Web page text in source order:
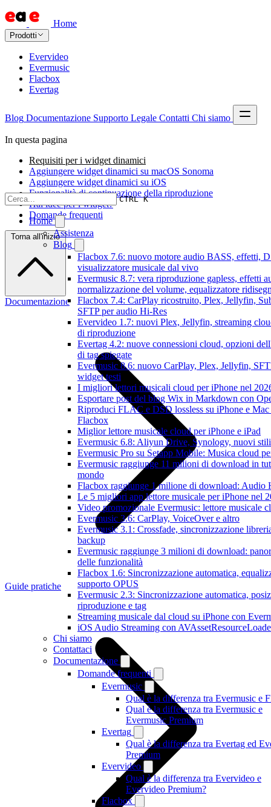
Home
Prodotti
Evervideo
Evermusic
Flacbox
Evertag
Blog Documentazione Supporto Legale Contatti Chi siamo
CTRL K
Home
Assistenza
Blog
Flacbox 7.6: nuovo motore audio BASS, effetti,
visualizzatore musicale dal vivo
Evermusic 8.7: vera riproduzione gapless, effetti
normalizzazione del volume, equalizzatore
Flacbox 7.4: CarPlay ricostruito, Plex, Jellyfin,
SFTP per audio Hi-Res
Evervideo 1.7: nuovi Plex, Jellyfin, streaming
di riproduzione
Evertag 4.2: nuove connessioni cloud, opzioni
di tag spiegate
Evermusic 8.6: nuovo CarPlay, Plex, Jellyfin,
widget testi
I migliori lettori musicali cloud per iPhone nel
Esportare post del blog Wix in Markdown con
Riproduci FLAC e DSD lossless su iPhone e Mac
Flacbox
Miglior lettore musicale cloud per iPhone e iPad
Evermusic 6.8: Aliyun Drive, Synology, nuovi
Evermusic Pro su Setapp Mobile: Musica cloud
Evermusic raggiunge 11 milioni di download in
mondo
Flacbox raggiunge 1 milione di download: Audio
Le 5 migliori app lettore musicale per iPhone nel
Video promozionale Evermusic: lettore musicale
Evermusic 3.6: CarPlay, VoiceOver e altro
Evermusic 3.1: Crossfade, sincronizzazione
backup
Evermusic raggiunge 3 milioni di download:
delle funzionalità
Flacbox 1.6: Sincronizzazione automatica,
supporto OPUS
Evermusic 2.3: Sincronizzazione automatica,
riproduzione e tag
Streaming musicale dal cloud su iPhone con
iOS Audio Streaming con
Chi siamo
Contattaci
Documentazione
Domande frequenti
Evermusic
Qual è la differenza tra Evermusic e
Qual è la differenza tra Evermusic e
Evermusic Premium
Evertag
Qual è la differenza tra Evertag ed
Premium
Evervideo
Qual è la differenza tra Evervideo e
Evervideo Premium?
Flacbox
In questa pagina
Requisiti per i widget dinamici
Aggiungere widget dinamici su macOS Sonoma
Aggiungere widget dinamici su iOS
Funzionalità di continuazione della riproduzione
Hai idee per i widget?
Domande frequenti
Torna all'inizio
Documentazione
Guide pratiche